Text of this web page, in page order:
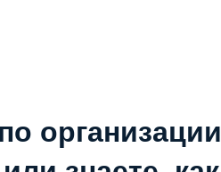
организации